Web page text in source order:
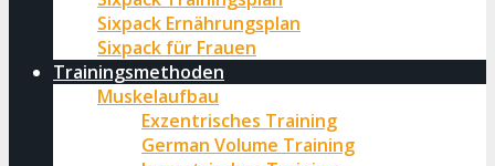
Sixpack Ernährungsplan
Sixpack für Frauen
Trainingsmethoden
Muskelaufbau
Exzentrisches Training
German Volume Training